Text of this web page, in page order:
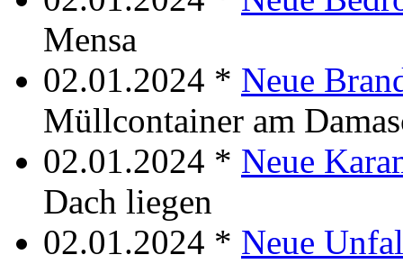
Mensa
02.01.2024 * Neue
Müllcontainer am
02.01.2024 * Neue
Dach liegen
02.01.2024 * Neue